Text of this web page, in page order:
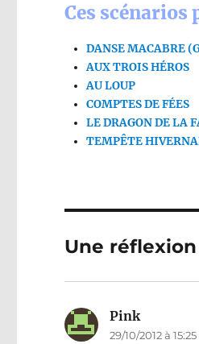
Ces scénarios
DANSE MACABRE
AUX TROIS HÉROS
AU LOUP
COMPTES DE FÉES
LE DRAGON DE LA
TEMPÊTE
Une
Pink
29/10/2012 à 15:25